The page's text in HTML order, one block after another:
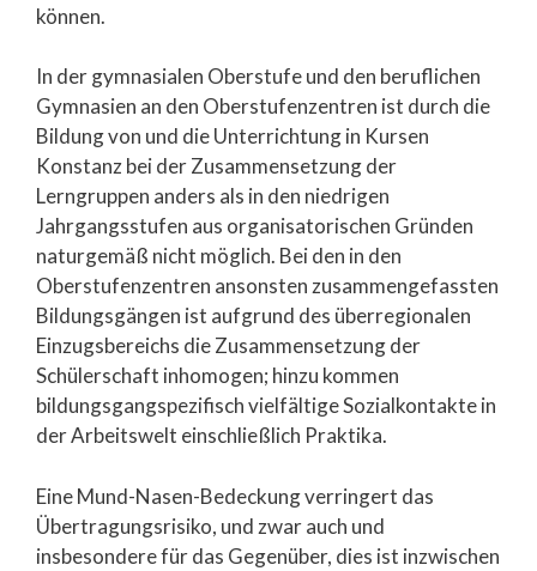
können.
In der gymnasialen Oberstufe und den beruflichen
Gymnasien an den Oberstufenzentren ist durch die
Bildung von und die Unterrichtung in Kursen
Konstanz bei der Zusammensetzung der
Lerngruppen anders als in den niedrigen
Jahrgangsstufen aus organisatorischen Gründen
naturgemäß nicht möglich. Bei den in den
Oberstufenzentren ansonsten zusammengefassten
Bildungsgängen ist aufgrund des überregionalen
Einzugsbereichs die Zusammensetzung der
Schülerschaft inhomogen; hinzu kommen
bildungsgangspezifisch vielfältige Sozialkontakte in
der Arbeitswelt einschließlich Praktika.
Eine Mund-Nasen-Bedeckung verringert das
Übertragungsrisiko, und zwar auch und
insbesondere für das Gegenüber, dies ist inzwischen